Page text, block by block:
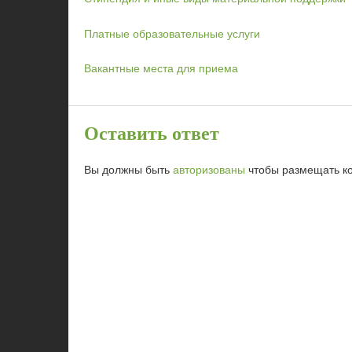
Платные образовательные услуги
Вакантные места для приема
Оставить ответ
Вы должны быть авторизованы чтобы размещать